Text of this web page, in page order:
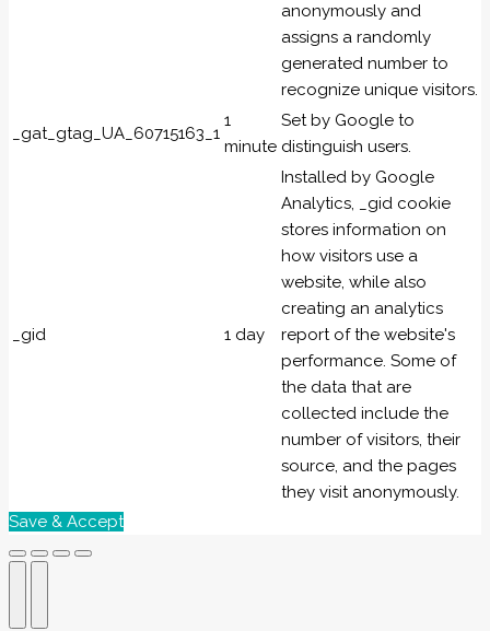
anonymously and
assigns a randomly
generated number to
recognize unique visitors.
_gat_gtag_UA_60715163_1
1
minute
Set by Google to
distinguish users.
_gid 1 day
Installed by Google
Analytics, _gid cookie
stores information on
how visitors use a
website, while also
creating an analytics
report of the website's
performance. Some of
the data that are
collected include the
number of visitors, their
source, and the pages
they visit anonymously.
Save & Accept